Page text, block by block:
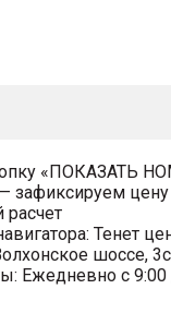
«ПОКАЗАТЬ
зафиксируем
расчет
Тенет
шоссе,
Ежедневно с 9:00